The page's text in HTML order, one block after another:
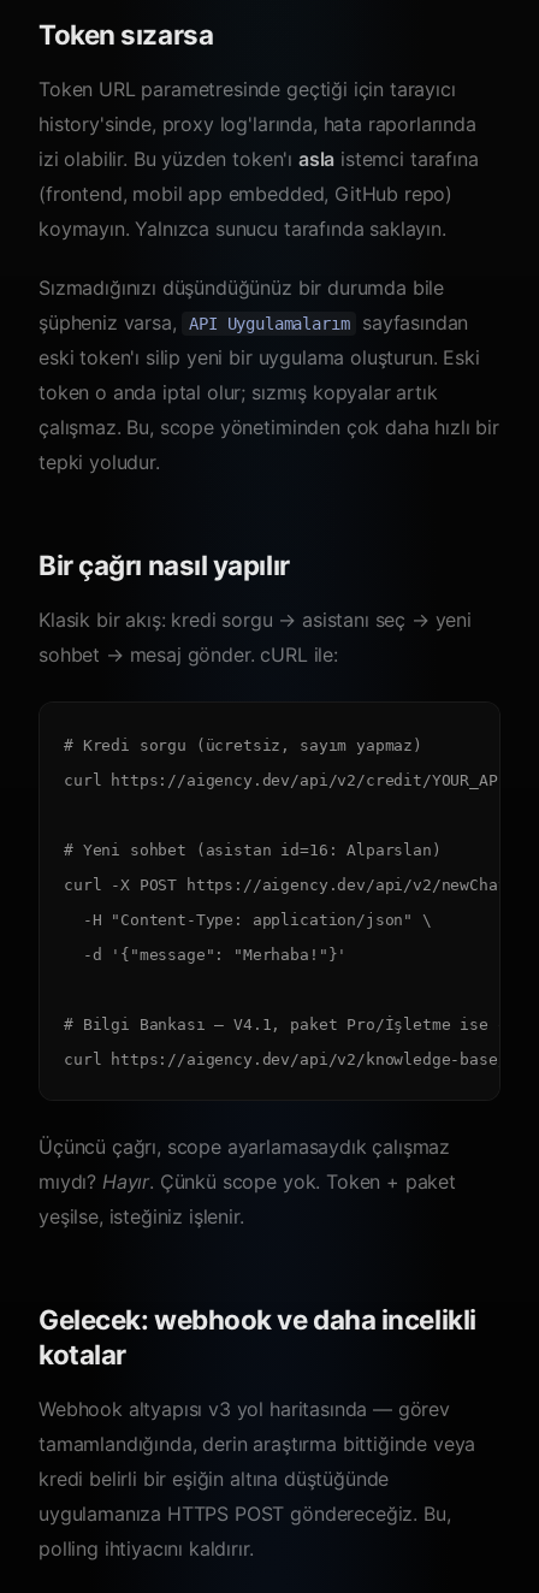
Token sızarsa
Token URL parametresinde geçtiği için tarayıcı
history'sinde, proxy log'larında, hata raporlarında
izi olabilir. Bu yüzden token'ı asla istemci tarafına
(frontend, mobil app embedded, GitHub repo)
koymayın. Yalnızca sunucu tarafında saklayın.
Sızmadığınızı düşündüğünüz bir durumda bile
şüpheniz varsa,
API Uygulamalarım
sayfasından
eski token'ı silip yeni bir uygulama oluşturun. Eski
token o anda iptal olur; sızmış kopyalar artık
çalışmaz. Bu, scope yönetiminden çok daha hızlı bir
tepki yoludur.
Bir çağrı nasıl yapılır
Klasik bir akış: kredi sorgu → asistanı seç → yeni
sohbet → mesaj gönder. cURL ile:
# Kredi sorgu (ücretsiz, sayım yapmaz)
curl https://aigency.dev/api/v2/credit/
# Yeni sohbet (asistan id=16: Alparslan)
curl -X POST https://aigency.dev/api/v2/newChat/16/
  -H "Content-Type: application/json" \
  -d '{"message": "Merhaba!"}'
# Bilgi Bankası — V4.1, paket Pro/İşletme ise
curl https://aigency.dev/api/v2/knowledge-base/
Üçüncü çağrı, scope ayarlamasaydık çalışmaz
mıydı? Hayır. Çünkü scope yok. Token + paket
yeşilse, isteğiniz işlenir.
Gelecek: webhook ve daha incelikli
kotalar
Webhook altyapısı v3 yol haritasında — görev
tamamlandığında, derin araştırma bittiğinde veya
kredi belirli bir eşiğin altına düştüğünde
uygulamanıza HTTPS POST göndereceğiz. Bu,
polling ihtiyacını kaldırır.